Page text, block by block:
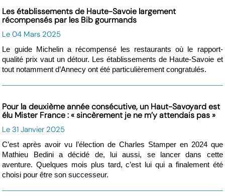
Les établissements de Haute-Savoie largement
récompensés par les Bib gourmands
Le 04 Mars 2025
Le guide Michelin a récompensé les restaurants où le rapport-
qualité prix vaut un détour. Les établissements de Haute-Savoie et
tout notamment d’Annecy ont été particulièrement congratulés.
Pour la deuxième année consécutive, un Haut-Savoyard est
élu Mister France : « sincèrement je ne m’y attendais pas »
Le 31 Janvier 2025
C’est après avoir vu l’élection de Charles Stamper en 2024 que
Mathieu Bedini a décidé de, lui aussi, se lancer dans cette
aventure. Quelques mois plus tard, c’est lui qui a finalement été
choisi pour être son successeur.